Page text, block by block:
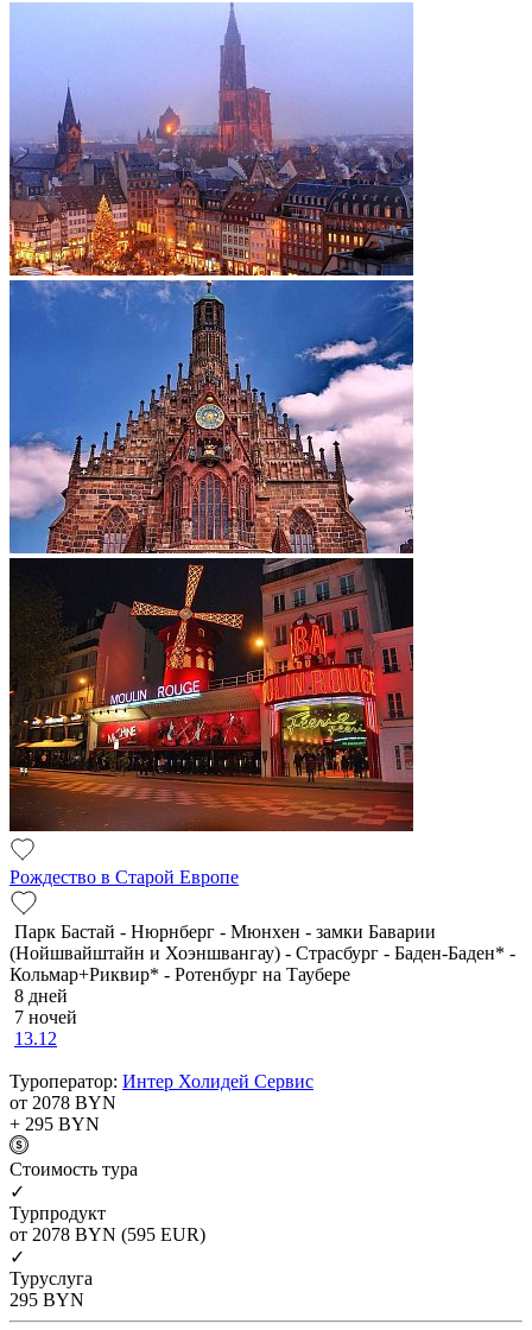
Рождество в Старой Европе
Парк Бастай - Нюрнберг - Мюнхен - замки Баварии
(Нойшвайштайн и Хоэншвангау) - Страсбург - Баден-Баден* -
Кольмар+Риквир* - Ротенбург на Таубере
8 дней
7 ночей
13.12
Туроператор: Интер Холидей Сервис
от 2078 BYN
+ 295 BYN
Cтоимость тура
✓
Турпродукт
от 2078 BYN (595 EUR)
✓
Туруслуга
295 BYN